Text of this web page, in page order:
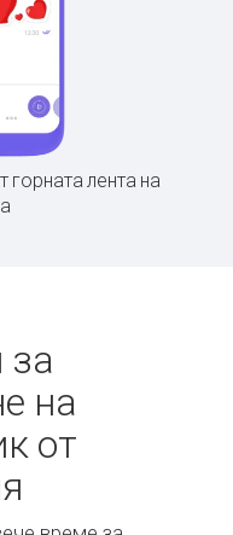
горната лента на
за
на
от